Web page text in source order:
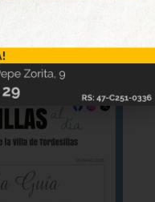
edición de
clic sobre la